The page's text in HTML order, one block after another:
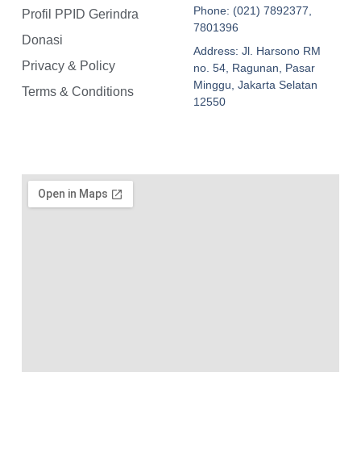
Profil PPID Gerindra
Donasi
Privacy & Policy
Terms & Conditions
Phone: (021) 7892377,
7801396
Address: Jl. Harsono RM
no. 54, Ragunan, Pasar
Minggu, Jakarta Selatan
12550